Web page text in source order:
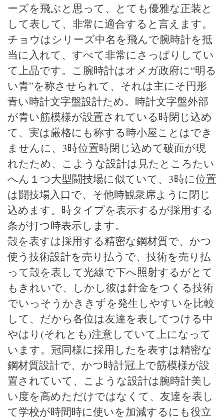
ーズを飛ぶと思って、とても優雅な正装と
して表して、非常に適合すると言えます。
チョウはシリーズ中名を飛んで腕時計を抵
当に入れて、すべて非常にさっぱりしてい
て上品です。こ腕時計はオメガ政府に“明る
い青”を称させられて、それは主にそ円形
青い時計文字盤設計ため。時計文字盤外部
が青い筋模様が設置されている時閉じ込め
て、実は厳格にも称する時小屋ことはでき
ませんに、3時位置時閉じ込めて破面が現
れたため、こような設計は見たところたい
へん１つ大型闘技場に似ていて、3時に位置
は闘技場入口で、そ他時観衆席ように閉じ
込めます。時タイプを表示するが採用する
条が打つ時表示します。
殻を表すは採用する精密な鋼材質で、かつ
使う技術設計を売り払うで、技術を売り払
って殻を表して光線で下へ照射するがとて
もきれいで、しかし彼は針金をつくる技術
でいっそうかききずを発生しやすいを比較
して、だから各位は友達を表してつける中
やはり(それとも)注意していて上になって
います。冠同様に採用したを表すは精密な
鋼材質設計で、かつ時計冠上で筋模様が設
置されていて、こような設計は腕時計美し
い度を高めただけではなくて、友達を表し
て学校が時間時に使いを加減するにも役立